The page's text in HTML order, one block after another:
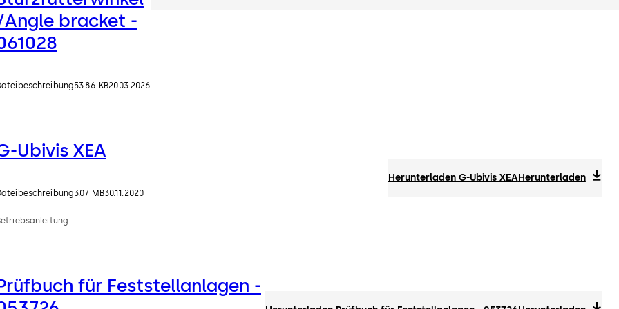
bracket -
53.86 KB20.03.2026
Ubivis XEA
3.07 MB30.11.2020
Herunterladen G-Ubivis XEAHerunterladen
für Feststellanlagen -